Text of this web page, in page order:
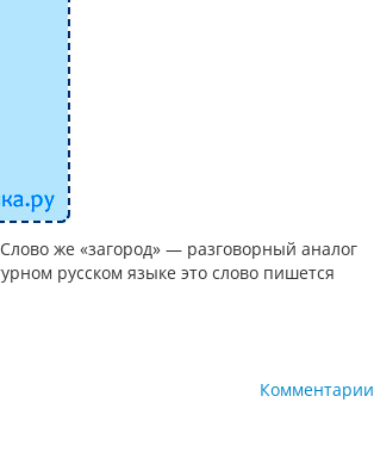
же «загород» — разговорный аналог
русском языке это слово пишется
Комментарии